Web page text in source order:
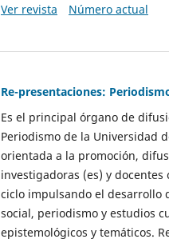
Ver revista
Número actual
Re-presentaciones:
Es el principal órgano de
Periodismo de la Universidad
orientada a la promoción,
investigadoras (es) y
ciclo impulsando el desarrollo
social, periodismo y estudios
epistemológicos y temáticos.